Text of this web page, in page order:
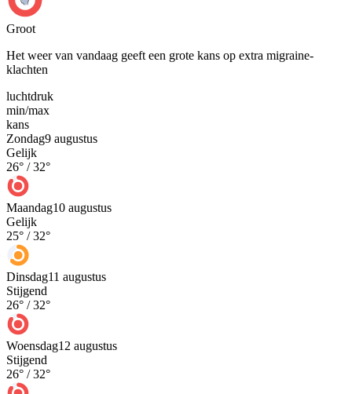
Groot
Het weer van vandaag geeft een grote kans op extra migraine-
klachten
luchtdruk
min/max
kans
Zondag9 augustus
Gelijk
26° /32°
Maandag10 augustus
Gelijk
25° /32°
Dinsdag11 augustus
Stijgend
26° /32°
Woensdag12 augustus
Stijgend
26° /32°